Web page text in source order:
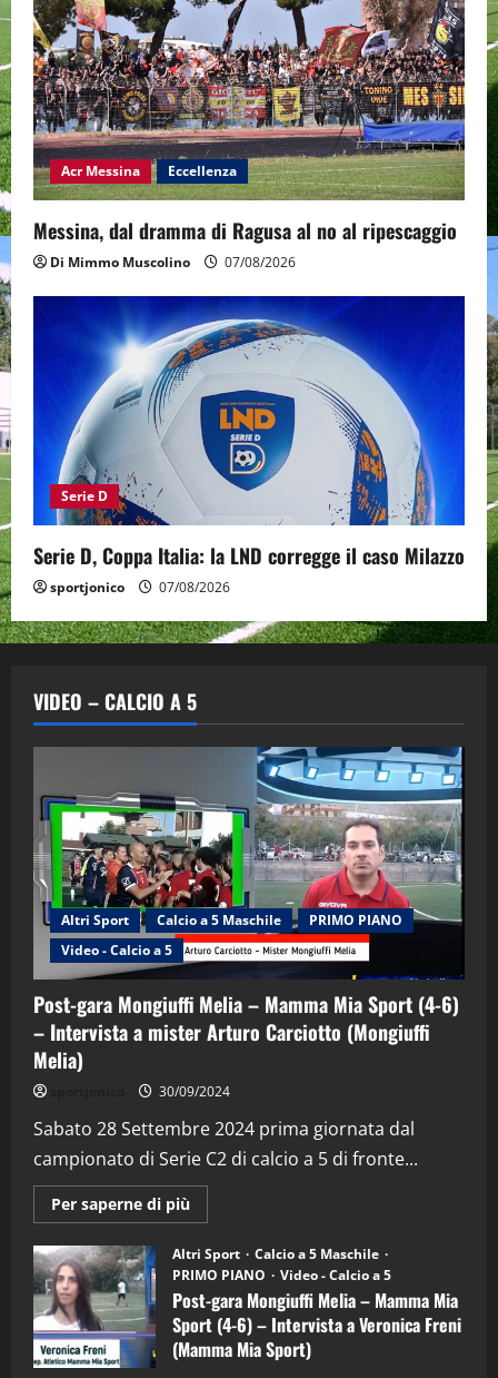
Acr Messina Eccellenza
Messina, dal dramma di Ragusa al no al ripescaggio
Di Mimmo Muscolino 07/08/2026
Serie D
Serie D, Coppa Italia: la LND corregge il caso Milazzo
sportjonico 07/08/2026
VIDEO – CALCIO A 5
Altri Sport Calcio a 5 Maschile
PRIMO PIANO
Video - Calcio a 5
Post-gara Mongiuffi Melia – Mamma Mia Sport (4-6)
– Intervista a mister Arturo Carciotto (Mongiuffi
Melia)
30/09/2024
Sabato 28 Settembre 2024 prima giornata dal
campionato di Serie C2 di calcio a 5 di fronte...
Per saperne di più
informazioni
Post-
gara
Mongiuffi
Melia
–
Mamma
Mia
Sport
Altri Sport
Calcio a 5 Maschile
PRIMO PIANO
Video - Calcio a 5
Post-gara Mongiuffi Melia – Mamma Mia
Sport (4-6) – Intervista a Veronica Freni
(Mamma Mia Sport)
2
“SportEmpire” in Podcast: 29^ Puntata
(Martedi 28 Aprile 2026)
28/04/2026
3
"SportEmpire" in Podcast
“SportEmpire” in Podcast: 28^ Puntata
(Martedi 21 Aprile 2026)
21/04/2026